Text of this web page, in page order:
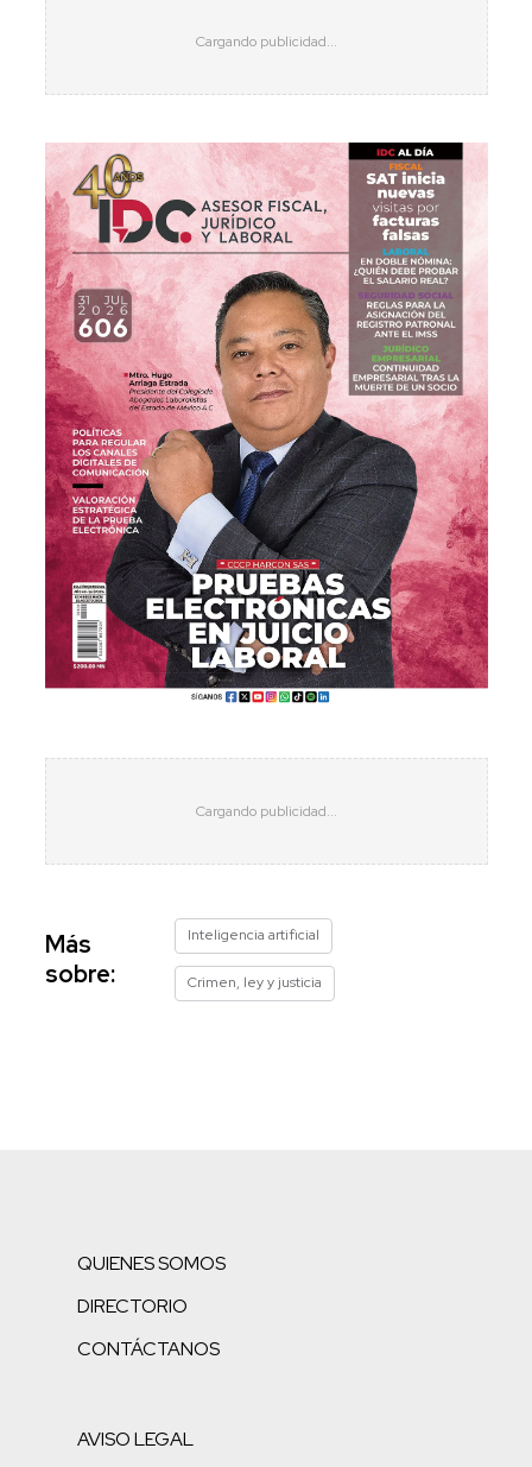
Más
sobre:
Inteligencia artificial
Crimen, ley y justicia
QUIENES SOMOS
DIRECTORIO
CONTÁCTANOS
AVISO LEGAL